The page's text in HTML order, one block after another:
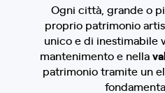
Ogni città, grande o
proprio patrimonio
unico e di inestimabile
mantenimento e nella
patrimonio tramite un